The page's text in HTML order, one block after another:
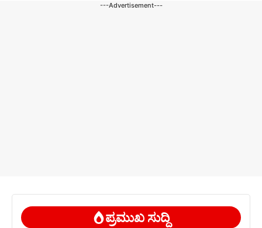
---Advertisement---
ಪ್ರಮುಖ ಸುದ್ದಿ